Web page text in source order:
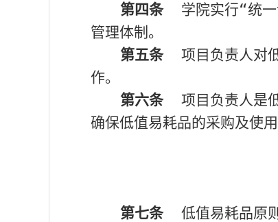
第四条学院实行“统一
管理体制。
第五条项目负责人对低
作。
第六条项目负责人是低
确保低值易耗品的采购及使
第七条低值易耗品原则